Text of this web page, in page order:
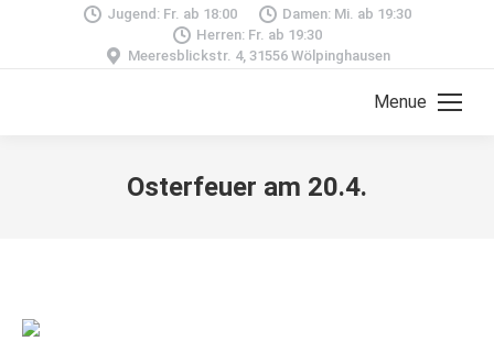
Jugend: Fr. ab 18:00
Damen: Mi. ab 19:30
Herren: Fr. ab 19:30
Meeresblickstr. 4, 31556 Wölpinghausen
Menue
Osterfeuer am 20.4.